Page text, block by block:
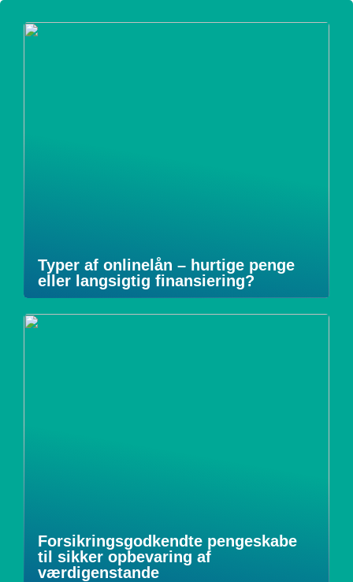
Typer af onlinelån – hurtige penge
eller langsigtig finansiering?
Forsikringsgodkendte pengeskabe
til sikker opbevaring af
værdigenstande